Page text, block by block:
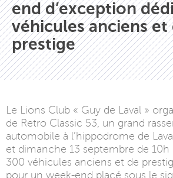
end d’exception
véhicules anciens et
prestige
Le Lions Club « Guy de Laval »
de Retro Classic 53, un grand
automobile à l’hippodrome de
et dimanche 13 septembre de 10h
300 véhicules anciens et de
pour un week-end placé sous le